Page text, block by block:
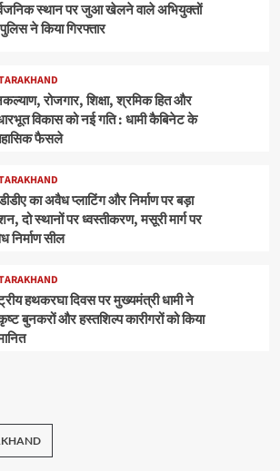
स्थान पर जुआ खेलने वाले अभियुक्तों
ने किया गिरफ्तार
रोजगार, शिक्षा, श्रमिक हित और
विकास को नई गति : धामी कैबिनेट के
फैसले
का अवैध प्लाटिंग और निर्माण पर बड़ा
दो स्थानों पर ध्वस्तीकरण, मसूरी मार्ग पर
निर्माण सील
हथकरघा दिवस पर मुख्यमंत्री धामी ने
बुनकरों और हस्तशिल्प कारीगरों को किया